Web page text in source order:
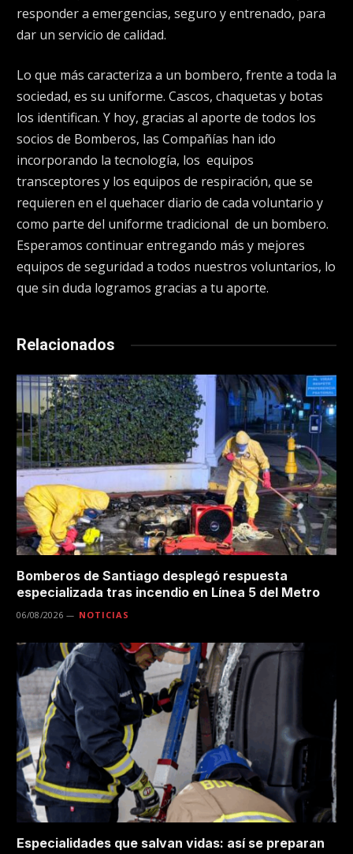
responder a emergencias, seguro y entrenado, para
dar un servicio de calidad.
Lo que más caracteriza a un bombero, frente a toda la
sociedad, es su uniforme. Cascos, chaquetas y botas
los identifican. Y hoy, gracias al aporte de todos los
socios de Bomberos, las Compañías han ido
incorporando la tecnología, los equipos
transceptores y los equipos de respiración, que se
requieren en el quehacer diario de cada voluntario y
como parte del uniforme tradicional de un bombero.
Esperamos continuar entregando más y mejores
equipos de seguridad a todos nuestros voluntarios, lo
que sin duda logramos gracias a tu aporte.
Relacionados
Bomberos de Santiago desplegó respuesta
especializada tras incendio en Línea 5 del Metro
06/08/2026 NOTICIAS
Especialidades que salvan vidas: así se preparan